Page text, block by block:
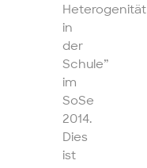
Heterogenität
in
der
Schule”
im
SoSe
2014.
Dies
ist